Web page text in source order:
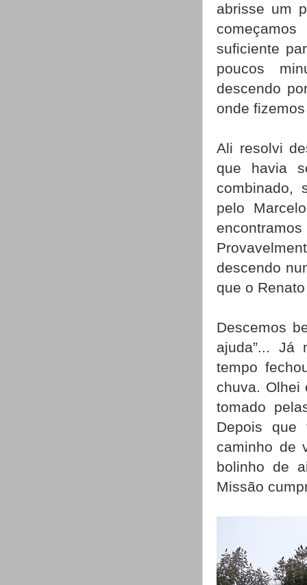
abrisse um
suficiente
poucos
descendo
onde
Ali resolvi
que havia
combinado,
pelo
descendo
que o
Descemos
ajuda”... Já
tempo
chuva. Olhei
tomado
Depois que
caminho de
bolinho de
Missão